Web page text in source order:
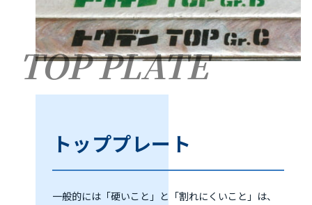
TOP PLATE
トッププレート
一般的には「硬いこと」と「割れにくいこと」は、